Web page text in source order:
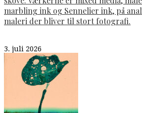
marbling ink og Sennelier ink, på
maleri der bliver til stort fotografi.
3. juli 2026